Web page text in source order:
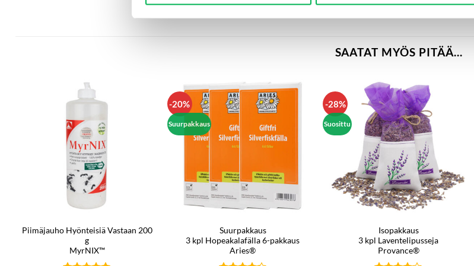
SAATAT MYÖS PITÄÄ...
Piimäjauho Hyönteisiä Vastaan 200
g
MyrNIX™
-20%
Suurpakkaus
Suurpakkaus
3 kpl Hopeakalafälla 6-pakkaus
Aries®
-28%
Suosittu
Isopakkaus
3 kpl Laventelipusseja
Provance®